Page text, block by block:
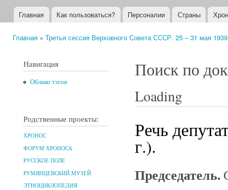
Главное меню
Главная Как пользоваться? Персоналии Страны
Главная » Третья сессия Верховного Совета СССР. 25 – 31 мая
Навигация
Облако тэгов
Родственные проекты:
ХРОНОС
ФОРУМ ХРОНОСА
РУССКОЕ ПОЛЕ
РУМЯНЦЕВСКИЙ МУЗЕЙ
ЭТНОЦИКЛОПЕДИЯ
Поиск по
Loading
Речь
г.).
Председатель.